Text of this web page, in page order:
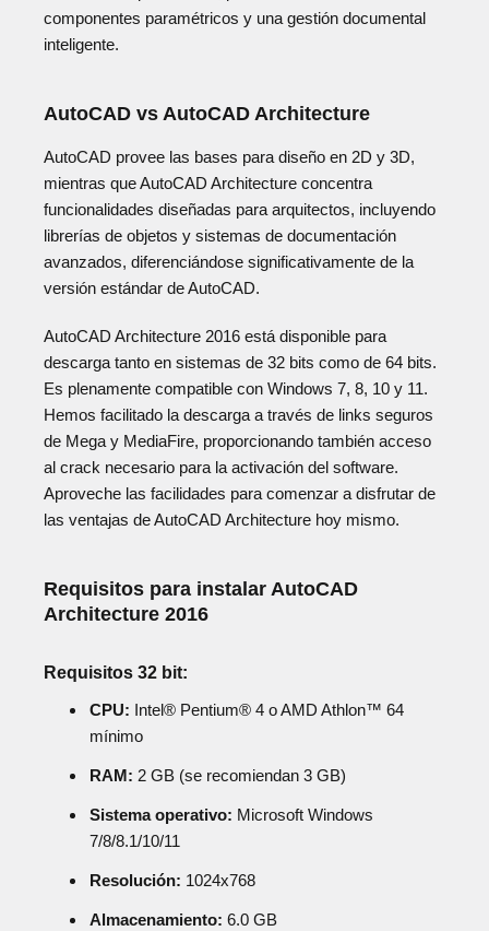
componentes paramétricos y una gestión documental
inteligente.
AutoCAD vs AutoCAD Architecture
AutoCAD provee las bases para diseño en 2D y 3D,
mientras que AutoCAD Architecture concentra
funcionalidades diseñadas para arquitectos, incluyendo
librerías de objetos y sistemas de documentación
avanzados, diferenciándose significativamente de la
versión estándar de AutoCAD.
AutoCAD Architecture 2016 está disponible para
descarga tanto en sistemas de 32 bits como de 64 bits.
Es plenamente compatible con Windows 7, 8, 10 y 11.
Hemos facilitado la descarga a través de links seguros
de Mega y MediaFire, proporcionando también acceso
al crack necesario para la activación del software.
Aproveche las facilidades para comenzar a disfrutar de
las ventajas de AutoCAD Architecture hoy mismo.
Requisitos para instalar AutoCAD
Architecture 2016
Requisitos 32 bit:
CPU: Intel® Pentium® 4 o AMD Athlon™ 64
mínimo
RAM: 2 GB (se recomiendan 3 GB)
Sistema operativo: Microsoft Windows
7/8/8.1/10/11
Resolución: 1024x768
Almacenamiento: 6.0 GB